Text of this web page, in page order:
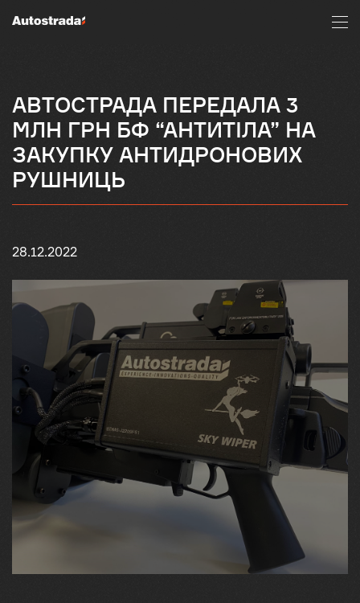
АВТОСТРАДА ПЕРЕДАЛА 3
МЛН ГРН БФ “АНТИТІЛА” НА
ЗАКУПКУ АНТИДРОНОВИХ
РУШНИЦЬ
28.12.2022